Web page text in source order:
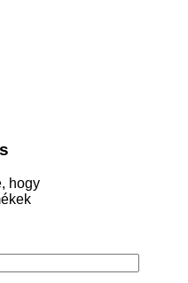
hogy